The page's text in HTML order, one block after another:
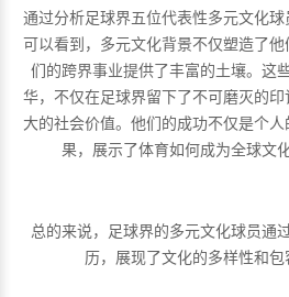
通过分析足球界五位代表性多元文化
可以看到，多元文化背景不仅塑造了
们的跨界事业提供了丰富的土壤。这
华，不仅在足球界留下了不可磨灭的
大的社会价值。他们的成功不仅是个
果，展示了体育如何成为全球文
总的来说，足球界的多元文化球员通
历，展现了文化的多样性和